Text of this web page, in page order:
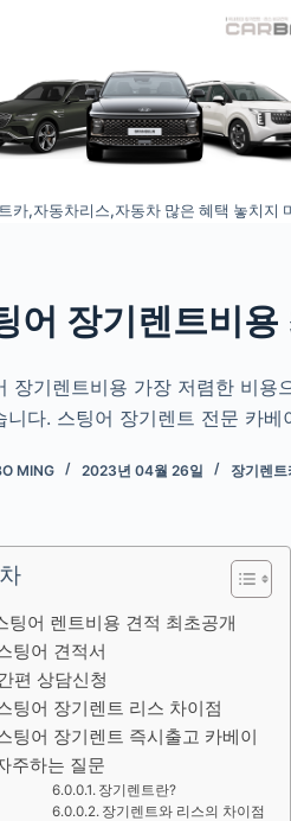
카,자동차리스,자동차 많은 혜택 놓치지
어 장기렌트비용
장기렌트비용 가장 저렴한 비용
니다. 스팅어 장기렌트 전문 카
MING 2023년 04월 26일 장기렌트
팅어 렌트비용 견적 최초공개
팅어 견적서
편 상담신청
팅어 장기렌트 리스 차이점
팅어 장기렌트 즉시출고 카베이
주하는 질문
장기렌트란?
장기렌트와 리스의 차이점